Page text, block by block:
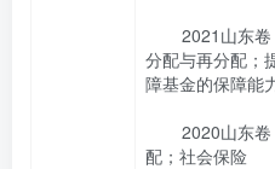
2021山东
分配与再分配；
障基金的保障能
2020山东
配；社会保险